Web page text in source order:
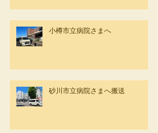
小樽市立病院さまへ
砂川市立病院さまへ搬送